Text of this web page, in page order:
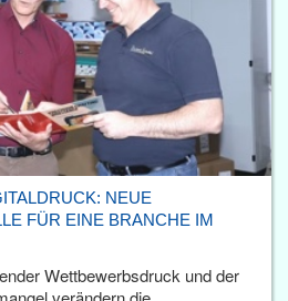
NEUE
FÜR EINE BRANCHE IM
Wettbewerbsdruck und der